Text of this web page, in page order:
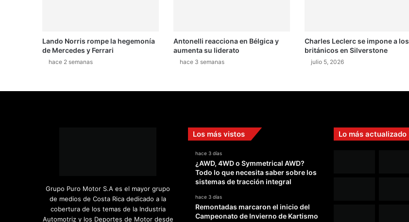
Lando Norris rompe la hegemonía
de Mercedes y Ferrari
hace 2 semanas
Antonelli reacciona en Bélgica y
aumenta su liderato
hace 3 semanas
Charles Leclerc se impone a los
británicos en Silverstone
julio 5, 2026
Grupo Puro Motor S.A es el mayor grupo
de medios de Costa Rica dedicado a la
cobertura de los temas de la Industria
Automotriz y los Deportes de Motor desde
Los más vistos
hace 3 días
¿AWD, 4WD o Symmetrical AWD?
Todo lo que necesita saber sobre los
sistemas de tracción integral
hace 3 días
Remontadas marcaron el inicio del
Campeonato de Invierno de Kartismo
Lo más actualizado